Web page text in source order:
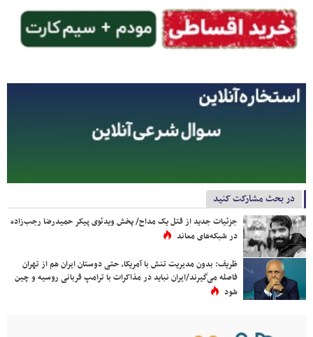
در بحث مشارکت کنید
جزئیات جدید از قتل یک مداح/ پخش ویدئوی پیکر حمیدرضا رجب‌زاده
در شبکه‌های معاند
ظریف: بدون مدیریت تنش با آمریکا، حتی دوستان ایران هم از تهران
فاصله می‌گیرند/ایران نباید در مذاکرات با ترامپ قربانی روسیه و چین
شود